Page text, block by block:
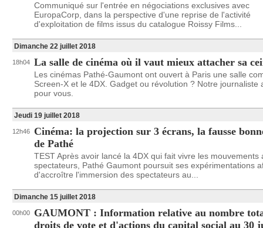
Communiqué sur l'entrée en négociations exclusives avec
EuropaCorp, dans la perspective d'une reprise de l'activité
d'exploitation de films issus du catalogue Roissy Films...
Dimanche 22 juillet 2018
18h04 La salle de cinéma où il vaut mieux attacher sa
Les cinémas Pathé-Gaumont ont ouvert à Paris une salle
Screen-X et le 4DX. Gadget ou révolution ? Notre journaliste
pour vous.
Jeudi 19 juillet 2018
12h46
Cinéma: la projection sur 3 écrans, la fausse
de Pathé
TEST Après avoir lancé la 4DX qui fait vivre les mouvements
spectateurs, Pathé Gaumont poursuit ses expérimentations
d'accroître l'immersion des spectateurs au...
Dimanche 15 juillet 2018
00h00
GAUMONT : Information relative au nombre
droits de vote et d'actions du capital social au 30